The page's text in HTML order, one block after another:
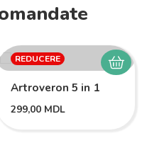
REDUCERE
Artroveron 5 in 1
299,00 MDL